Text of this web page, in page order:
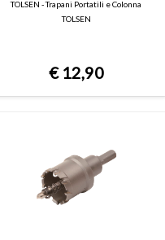
TOLSEN - Trapani Portatili e Colonna
TOLSEN
€ 12,90